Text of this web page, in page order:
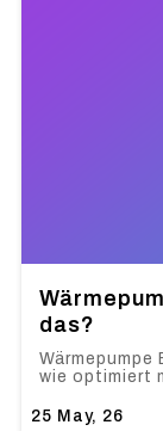
das?
25 May, 26
wie optimiert